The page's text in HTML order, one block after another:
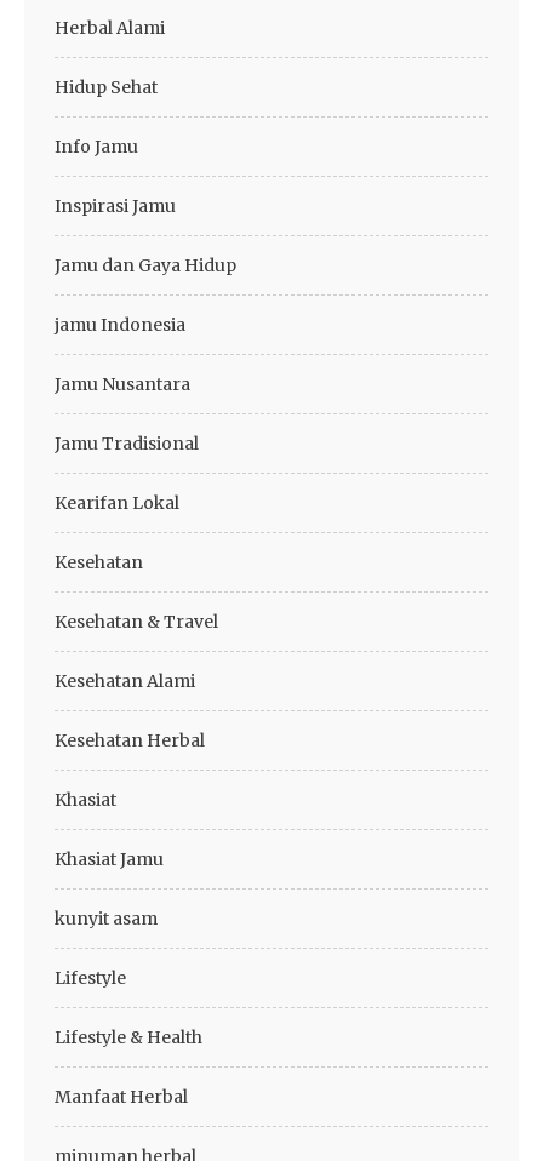
Herbal Alami
Hidup Sehat
Info Jamu
Inspirasi Jamu
Jamu dan Gaya Hidup
jamu Indonesia
Jamu Nusantara
Jamu Tradisional
Kearifan Lokal
Kesehatan
Kesehatan & Travel
Kesehatan Alami
Kesehatan Herbal
Khasiat
Khasiat Jamu
kunyit asam
Lifestyle
Lifestyle & Health
Manfaat Herbal
minuman herbal